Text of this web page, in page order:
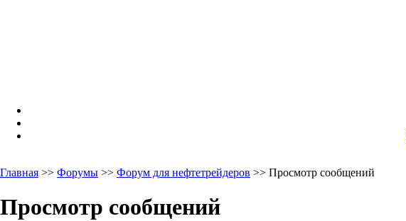
Главная >> Форумы >> Форум для нефтетрейдеров >> Просмотр сообщений
Просмотр сообщений